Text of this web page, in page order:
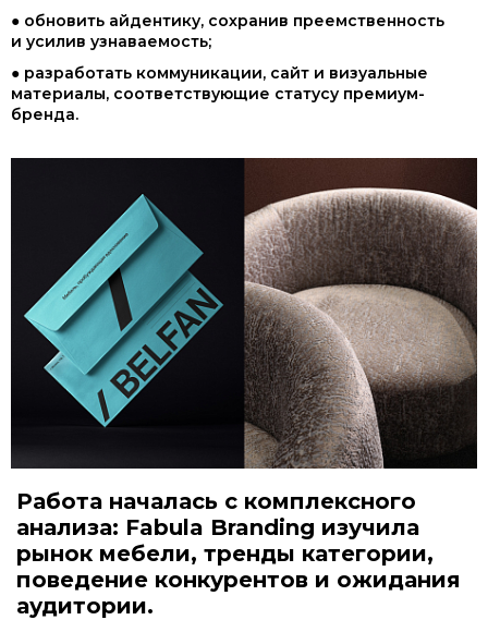
● обновить айдентику, сохранив преемственность
и усилив узнаваемость;
● разработать коммуникации, сайт и визуальные
материалы, соответствующие статусу премиум-
бренда.
Работа началась с комплексного
анализа: Fabula Branding изучила
рынок мебели, тренды категории,
поведение конкурентов и ожидания
аудитории.